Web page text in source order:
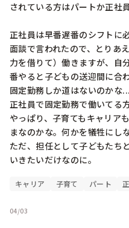
されている方はパートか正社
正社員は早番遅番のシフトに
面談で言われたので、とりあ
力を借りて）働きますが、自
番やると子どもの送迎間に合
固定勤務しか道はないのかな
正社員で固定勤務で働いてる
やっぱり、子育てもキャリア
まなのかな。何かを犠牲にし
ただ、担任として子どもたち
いきたいだけなのに。
キャリア 子育て パート
04/03